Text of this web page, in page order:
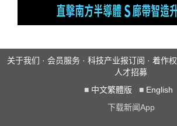
关于我们 · 会员服务 · 科技产业报订阅 · 着作权
人才招募
■ 中文繁體版 ■ English
下载新闻App